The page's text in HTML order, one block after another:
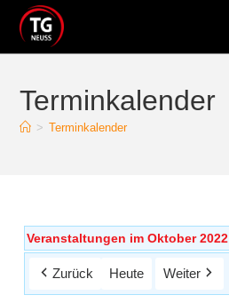
Terminkalender
> Terminkalender
Veranstaltungen im Oktober 2022
Zurück Heute Weiter